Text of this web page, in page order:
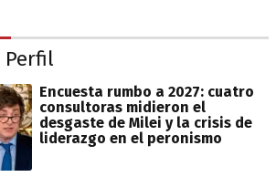
Perfil
Encuesta rumbo a 2027: cuatro
consultoras midieron el
desgaste de Milei y la crisis de
liderazgo en el peronismo